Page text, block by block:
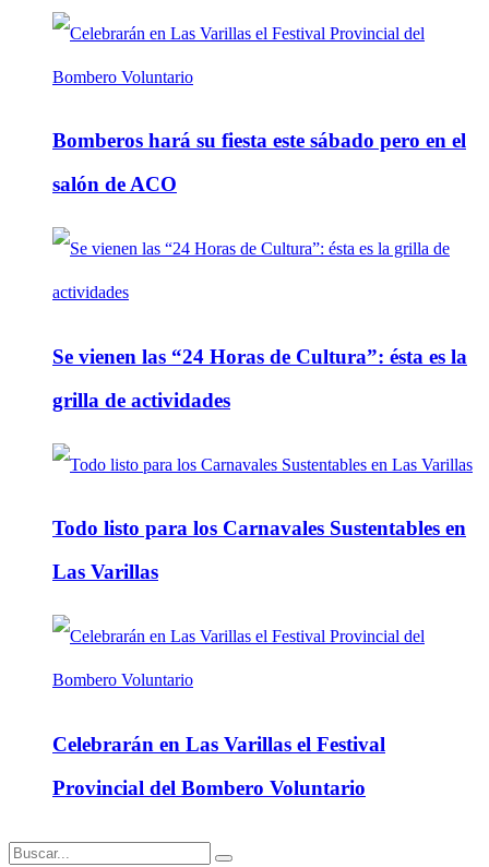
Bomberos hará su fiesta este sábado pero en el
salón de ACO
Se vienen las “24 Horas de Cultura”: ésta es la
grilla de actividades
Todo listo para los Carnavales Sustentables en
Las Varillas
Celebrarán en Las Varillas el Festival
Provincial del Bombero Voluntario